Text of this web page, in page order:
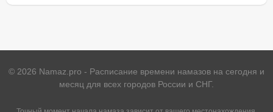
© 2026 Namaz.pro - Расписание времени намазов на сегодня и
месяц для всех городов России и СНГ.